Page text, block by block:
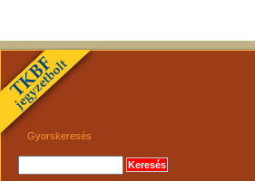
Gyorskeresés